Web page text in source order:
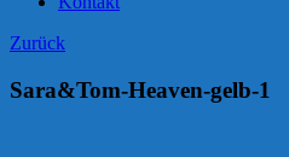
Zurück
Sara&Tom-Heaven-gelb-1